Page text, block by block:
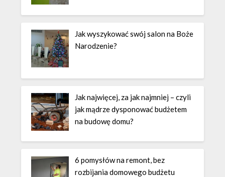
Jak wyszykować swój salon na Boże
Narodzenie?
Jak najwięcej, za jak najmniej – czyli
jak mądrze dysponować budżetem
na budowę domu?
6 pomysłów na remont, bez
rozbijania domowego budżetu